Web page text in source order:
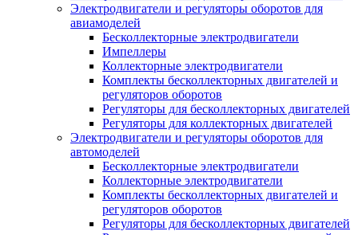
Электродвигатели и регуляторы оборотов для
авиамоделей
Бесколлекторные электродвигатели
Импеллеры
Коллекторные электродвигатели
Комплекты бесколлекторных двигателей и
регуляторов оборотов
Регуляторы для бесколлекторных двигателей
Регуляторы для коллекторных двигателей
Электродвигатели и регуляторы оборотов для
автомоделей
Бесколлекторные электродвигатели
Коллекторные электродвигатели
Комплекты бесколлекторных двигателей и
регуляторов оборотов
Регуляторы для бесколлекторных двигателей